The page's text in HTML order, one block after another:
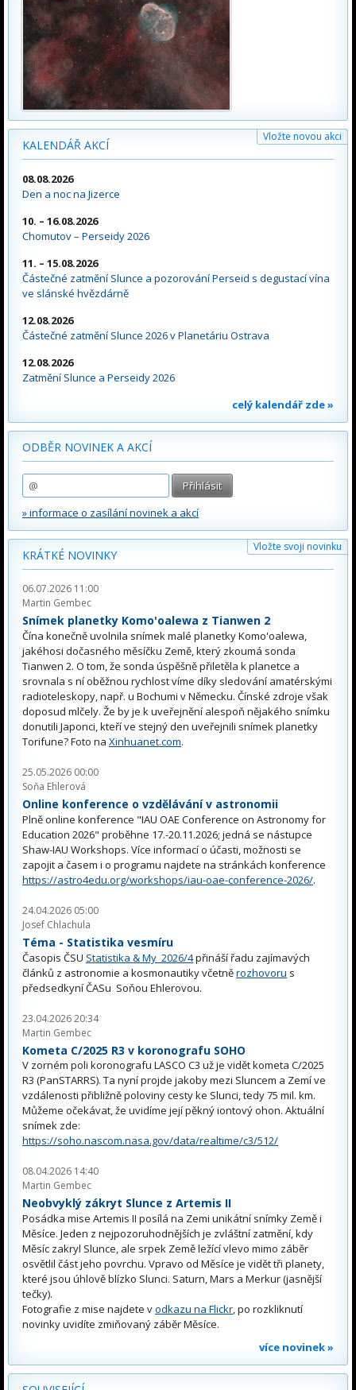
KALENDÁŘ AKCÍ
Vložte novou akci
08.08.2026
Den a noc na Jizerce
10. – 16.08.2026
Chomutov – Perseidy 2026
11. – 15.08.2026
Částečné zatmění Slunce a pozorování Perseid s degustací vína
ve slánské hvězdárně
12.08.2026
Částečné zatmění Slunce 2026 v Planetáriu Ostrava
12.08.2026
Zatmění Slunce a Perseidy 2026
celý kalendář zde »
ODBĚR NOVINEK A AKCÍ
» informace o zasílání novinek a akcí
Vložte svoji novinku
KRÁTKÉ NOVINKY
06.07.2026 11:00
Martin Gembec
Snímek planetky Komo'oalewa z Tianwen 2
Čína konečně uvolnila snímek malé planetky Komo'oalewa,
jakéhosi dočasného měsíčku Země, který zkoumá sonda
Tianwen 2. O tom, že sonda úspěšně přiletěla k planetce a
srovnala s ní oběžnou rychlost víme díky sledování amatérskými
radioteleskopy, např. u Bochumi v Německu. Čínské zdroje však
doposud mlčely. Že by je k uveřejnění alespoň nějakého snímku
donutili Japonci, kteří ve stejný den uveřejnili snímek planetky
Torifune? Foto na Xinhuanet.com.
25.05.2026 00:00
Soňa Ehlerová
Online konference o vzdělávání v astronomii
Plně online konference "IAU OAE Conference on Astronomy for
Education 2026" proběhne 17.-20.11.2026; jedná se nástupce
Shaw-IAU Workshops. Více informací o účasti, možnosti se
zapojit a časem i o programu najdete na stránkách konference
https://astro4edu.org/workshops/iau-oae-conference-2026/.
24.04.2026 05:00
Josef Chlachula
Téma - Statistika vesmíru
Časopis ČSU Statistika & My 2026/4přináší řadu zajímavých
článků z astronomie a kosmonautiky včetněrozhovoru s
předsedkyní ČASu Soňou Ehlerovou.
23.04.2026 20:34
Martin Gembec
Kometa C/2025 R3 v koronografu SOHO
V zorném poli koronografu LASCO C3 už je vidět kometa C/2025
R3 (PanSTARRS). Ta nyní projde jakoby mezi Sluncem a Zemí ve
vzdálenosti přibližně poloviny cesty ke Slunci, tedy 75 mil. km.
Můžeme očekávat, že uvidíme její pěkný iontový ohon. Aktuální
snímek zde:
https://soho.nascom.nasa.gov/data/realtime/c3/512/
08.04.2026 14:40
Martin Gembec
Neobvyklý zákryt Slunce z Artemis II
Posádka mise Artemis II posílá na Zemi unikátní snímky Země i
Měsíce. Jeden z nejpozoruhodnějších je zvláštní zatmění, kdy
Měsíc zakryl Slunce, ale srpek Země ležící vlevo mimo záběr
osvětlil část jeho povrchu. Vpravo od Měsíce je vidět tři planety,
které jsou úhlově blízko Slunci. Saturn, Mars a Merkur (jasnější
tečky).
Fotografie z mise najdete vodkazu na Flickr, po rozkliknutí
novinky uvidíte zmiňovaný záběr Měsíce.
více novinek »